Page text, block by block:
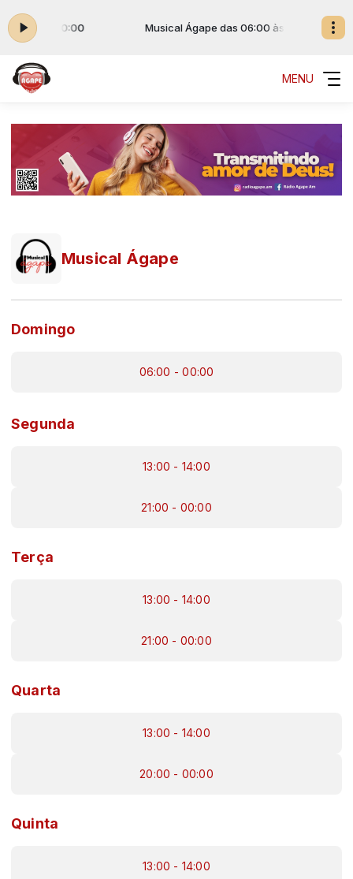
06:00 às 00:00 Musical Ágape das 06:00 às 00:00
MENU
Musical Ágape
Domingo
06:00 - 00:00
Segunda
13:00 - 14:00
21:00 - 00:00
Terça
13:00 - 14:00
21:00 - 00:00
Quarta
13:00 - 14:00
20:00 - 00:00
Quinta
13:00 - 14:00